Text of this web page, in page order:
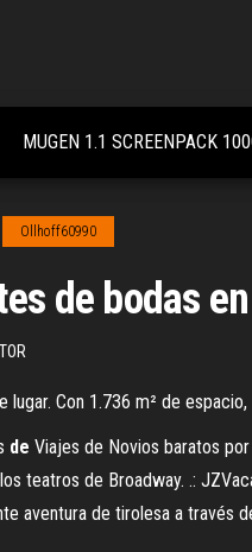
MUGEN 1.1 SCREENPACK
Ollhoff60990
de bodas
lugar. Con 1.736 m² de
de Viajes de Novios baratos
teatros de Broadway. .:
aventura de tirolesa a través